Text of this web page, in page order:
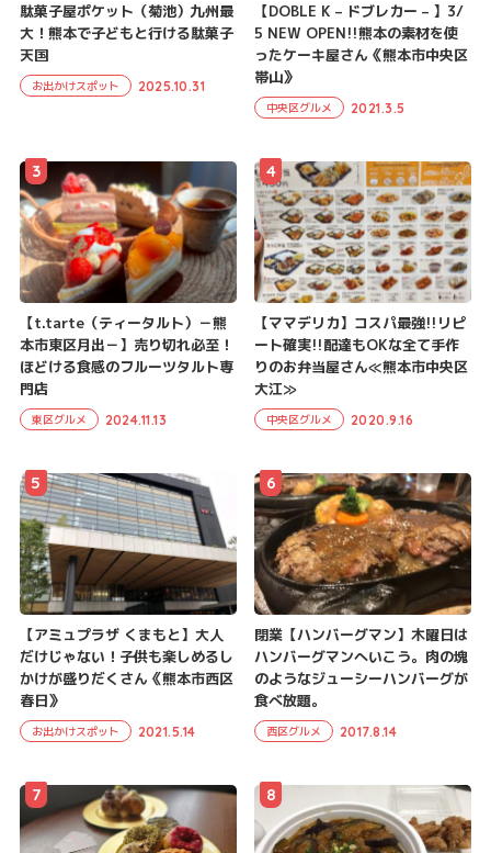
駄菓子屋ポケット（菊池）九州最
大！熊本で子どもと行ける駄菓子
天国
お出かけスポット 2025.10.31
【DOBLE K – ドブレカー – 】3/
5 NEW OPEN!!熊本の素材を使
ったケーキ屋さん《熊本市中央区
帯山》
中央区グルメ 2021.3.5
【t.tarte（ティータルト）－熊
本市東区月出－】売り切れ必至！
ほどける食感のフルーツタルト専
門店
東区グルメ 2024.11.13
3
【ママデリカ】コスパ最強!!リピ
ート確実!!配達もOKな全て手作
りのお弁当屋さん≪熊本市中央区
大江≫
中央区グルメ 2020.9.16
4
【アミュプラザ くまもと】大人
だけじゃない！子供も楽しめるし
かけが盛りだくさん《熊本市西区
春日》
お出かけスポット 2021.5.14
5
閉業【ハンバーグマン】木曜日は
ハンバーグマンへいこう。肉の塊
のようなジューシーハンバーグが
食べ放題。
西区グルメ 2017.8.14
6
7 8